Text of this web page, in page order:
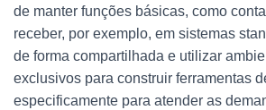
de manter funções básicas, como
receber, por exemplo, em sistemas
de forma compartilhada e utilizar
exclusivos para construir ferramentas
especificamente para atender as